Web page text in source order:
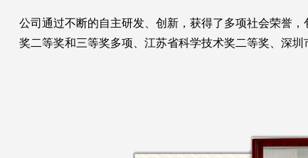
公司通过不断的自主研发、创新，获得了多项社会荣誉
奖二等奖和三等奖多项、江苏省科学技术奖二等奖、深